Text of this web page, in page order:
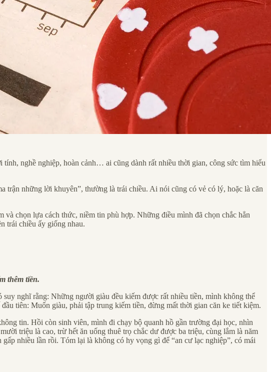
nghề nghiệp, hoàn cảnh… ai cũng dành rất nhiều thời gian, công sức tìm hiểu
trận những lời khuyên”, thường là trái chiều. Ai nói cũng có vẻ có lý, hoặc là căn
chọn lựa cách thức, niềm tin phù hợp. Những điều mình đã chọn chắc hẳn
trái chiều ấy giống nhau.
thêm tiền.
nghĩ rằng: Những người giàu đều kiếm được rất nhiều tiền, mình không thể
tiên: Muốn giàu, phải tập trung kiếm tiền, đừng mất thời gian căn ke tiết kiệm.
tin. Hồi còn sinh viên, mình đi chạy bộ quanh hồ gần trường đại học, nhìn
triệu là cao, trừ hết ăn uống thuê trọ chắc dư được ba triệu, cùng lắm là năm
nhiều lần rồi. Tóm lại là không có hy vọng gì để “an cư lạc nghiệp”, có mái